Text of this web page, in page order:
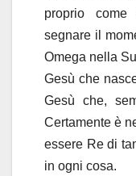
proprio
segnare il
Omega nella
Gesù che
Gesù che,
Certamente è
essere Re di
in ogni cosa.